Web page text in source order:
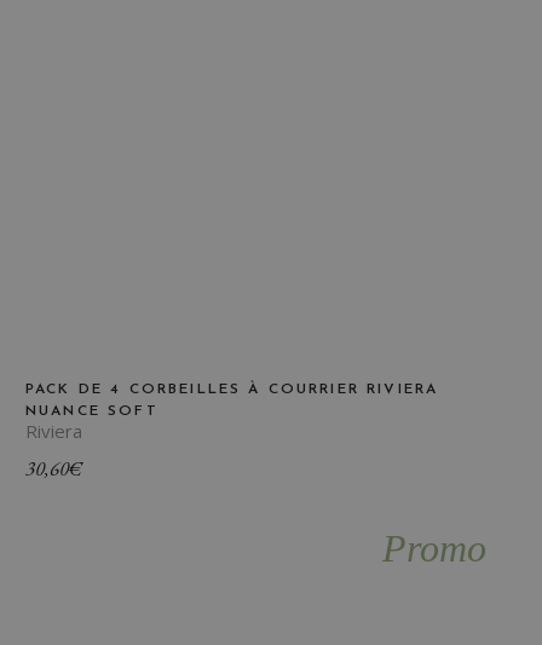
PACK DE 4 CORBEILLES À COURRIER RIVIERA
NUANCE SOFT
Riviera
30,60€
Promo